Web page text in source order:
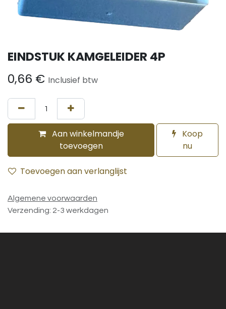
EINDSTUK KAMGELEIDER 4P
0,66 € Inclusief btw
Aan winkelmandje
toevoegen
Koop
nu
Toevoegen aan verlanglijst
Algemene voorwaarden
Verzending: 2-3 werkdagen